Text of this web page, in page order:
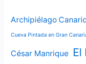
Archipiélago
Cueva Pintada en Gran
César Manrique El